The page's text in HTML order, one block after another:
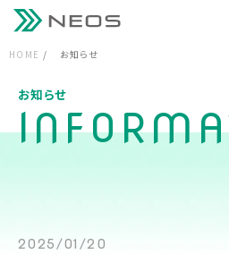
HOME お知らせ
お知らせ
INFORMA
2025/01/20